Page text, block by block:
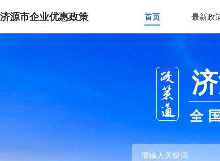
济源市企业优惠政策 首页 最新政
全